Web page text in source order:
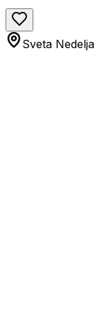
Sveta Nedelja